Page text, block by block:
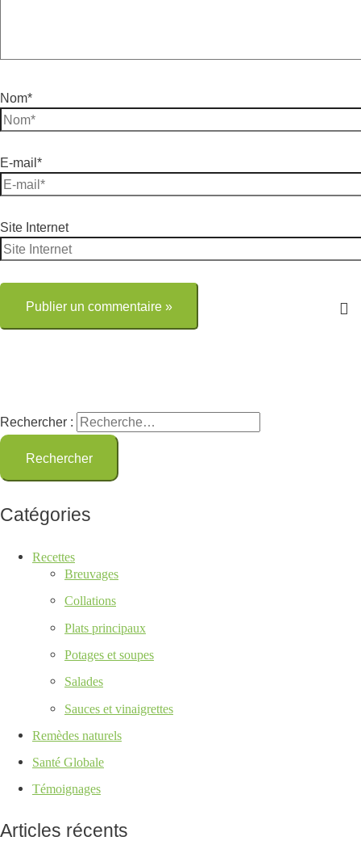
Rechercher :
Catégories
Recettes
Breuvages
Collations
Plats principaux
Potages et soupes
Salades
Sauces et vinaigrettes
Remèdes naturels
Santé Globale
Témoignages
Articles récents
Nom*
E-mail*
Site Internet